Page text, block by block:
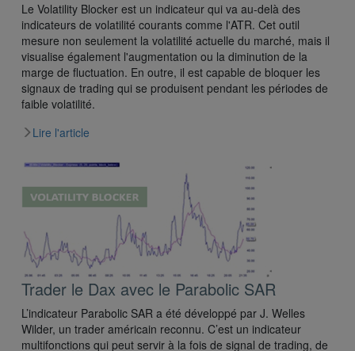
Le Volatility Blocker est un indicateur qui va au-delà des
indicateurs de volatilité courants comme l'ATR. Cet outil
mesure non seulement la volatilité actuelle du marché, mais il
visualise également l'augmentation ou la diminution de la
marge de fluctuation. En outre, il est capable de bloquer les
signaux de trading qui se produisent pendant les périodes de
faible volatilité.
Lire l'article
Trader le Dax avec le Parabolic SAR
L’indicateur Parabolic SAR a été développé par J. Welles
Wilder, un trader américain reconnu. C’est un indicateur
multifonctions qui peut servir à la fois de signal de trading, de